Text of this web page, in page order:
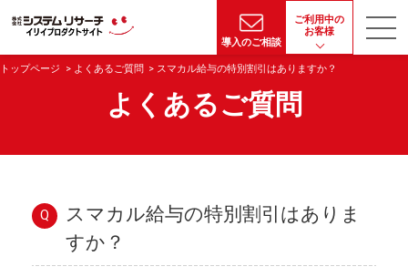
導入のご相談
ご利用中の
お客様
トップページ よくあるご質問 スマカル給与の特別割引はありますか？
よくあるご質問
Q
スマカル給与の特別割引はありま
すか？